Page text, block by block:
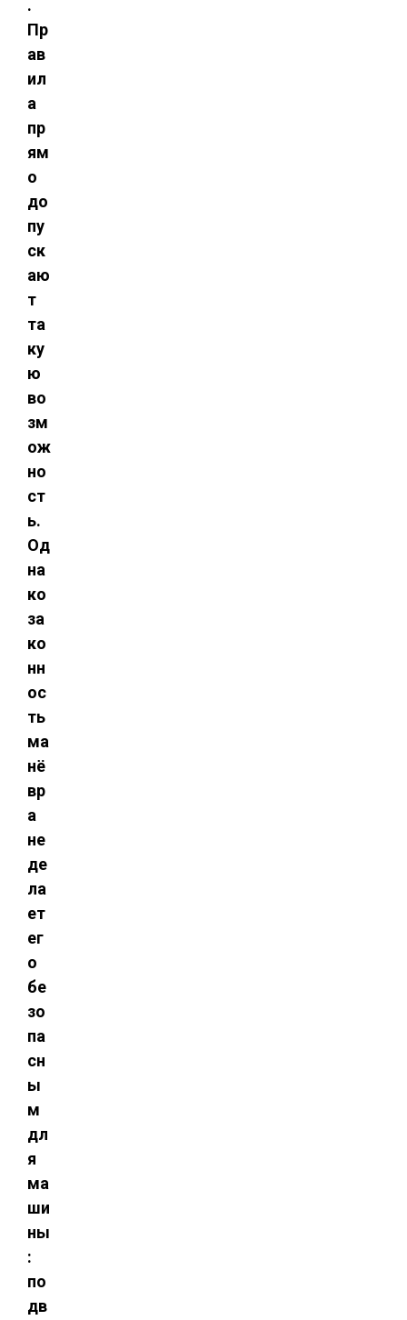
.
Пр
ав
ил
а
пр
ям
о
до
пу
ск
аю
т
та
ку
ю
во
зм
ож
но
ст
ь.
Од
на
ко
за
ко
нн
ос
ть
ма
нё
вр
а
не
де
ла
ет
ег
о
бе
зо
па
сн
ы
м
дл
я
ма
ши
ны
:
по
дв